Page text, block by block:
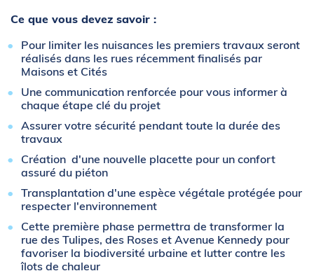
Ce que vous devez savoir :
Pour limiter les nuisances les premiers travaux seront
réalisés dans les rues récemment finalisés par
Maisons et Cités
Une communication renforcée pour vous informer à
chaque étape clé du projet
Assurer votre sécurité pendant toute la durée des
travaux
Création d'une nouvelle placette pour un confort
assuré du piéton
Transplantation d'une espèce végétale protégée pour
respecter l'environnement
Cette première phase permettra de transformer la
rue des Tulipes, des Roses et Avenue Kennedy pour
favoriser la biodiversité urbaine et lutter contre les
îlots de chaleur